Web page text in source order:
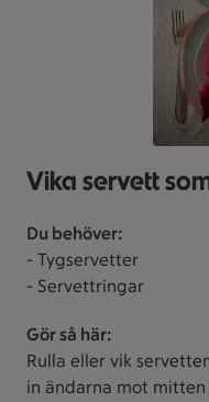
Vika servett
Du behöver:
- Tygservetter
- Servettringar
Gör så här:
Rulla eller vik
in ändarna mot